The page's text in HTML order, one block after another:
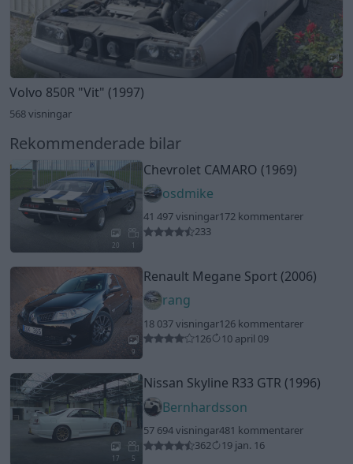
17
Volvo 850R "Vit" (1997)
568 visningar
Rekommenderade bilar
20 1
Chevrolet CAMARO (1969)
osdmike
41 497 visningar172 kommentarer
233
9
Renault Megane Sport (2006)
rang
18 037 visningar126 kommentarer
126
10 april 09
17 5
Nissan Skyline R33 GTR (1996)
Bernhardsson
57 694 visningar481 kommentarer
362
19 jan. 16